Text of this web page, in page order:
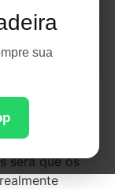
sua
prática
aves em
muitos
sem
será que os